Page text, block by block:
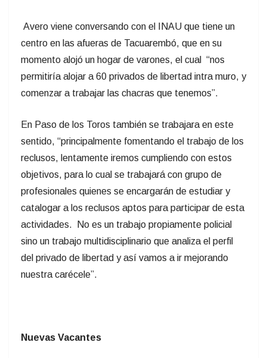
Avero viene conversando con el INAU que tiene un
centro en las afueras de Tacuarembó, que en su
momento alojó un hogar de varones, el cual “nos
permitiría alojar a 60 privados de libertad intra muro, y
comenzar a trabajar las chacras que tenemos”.
En Paso de los Toros también se trabajara en este
sentido, “principalmente fomentando el trabajo de los
reclusos, lentamente iremos cumpliendo con estos
objetivos, para lo cual se trabajará con grupo de
profesionales quienes se encargarán de estudiar y
catalogar a los reclusos aptos para participar de esta
actividades. No es un trabajo propiamente policial
sino un trabajo multidisciplinario que analiza el perfil
del privado de libertad y así vamos a ir mejorando
nuestra carécele”.
Nuevas Vacantes